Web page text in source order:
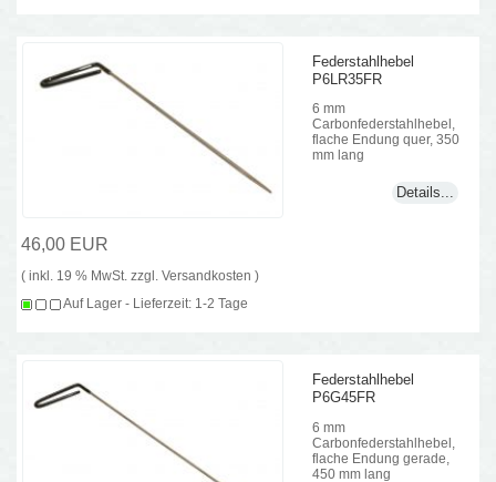
Federstahlhebel
P6LR35FR
6 mm
Carbonfederstahlhebel,
flache Endung quer, 350
mm lang
Details...
46,00 EUR
( inkl. 19 % MwSt. zzgl.Versandkosten )
Auf Lager - Lieferzeit: 1-2 Tage
Federstahlhebel
P6G45FR
6 mm
Carbonfederstahlhebel,
flache Endung gerade,
450 mm lang